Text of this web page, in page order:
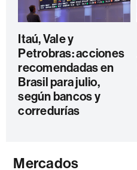
Itaú, Vale y
Petrobras: acciones
recomendadas en
Brasil para julio,
según bancos y
corredurías
Mercados